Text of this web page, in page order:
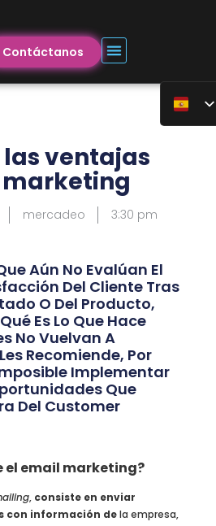
Contáctanos
ventajas
mercadeo 3:30 pm
Aún No Evalúan El
Del Cliente Tras
O Del Producto,
Es Lo Que Hace
No Vuelvan A
Recomiende, Por
Implementar
Que
Del Customer
el email marketing?
, consiste en enviar
con información dela empresa,